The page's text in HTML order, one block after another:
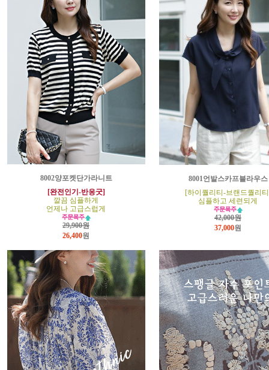
8002양포켓단가라니트
[완전인기-반응굿]
깔끔 심플하게
언제나 고급스럽게
29,900원
26,400원
8001언발스카프블라우스
[하이퀄리티-브랜드퀄리
심플하고 세련되게
42,000원
37,000원